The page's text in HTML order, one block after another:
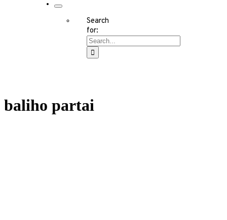
Search
for:
baliho partai